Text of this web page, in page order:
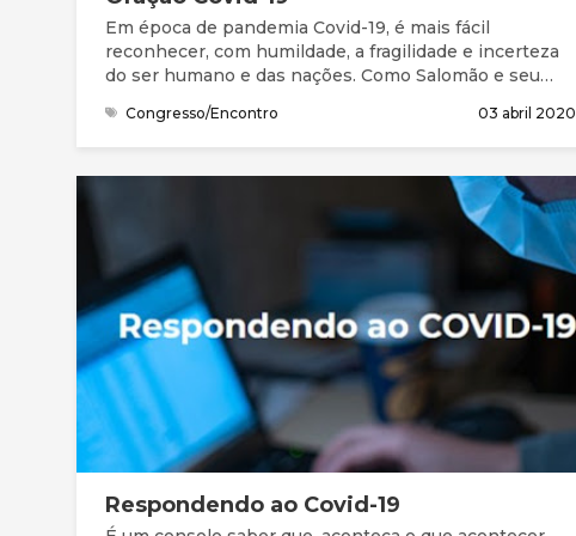
Em época de pandemia Covid-19, é mais fácil
reconhecer, com humildade, a fragilidade e incerteza
do ser humano e das nações. Como Salomão e seu
perdão para entrar na presença do Deus Santo. Na
Bíblia, compreendemos que este Deus grande não
Queremos continuar a chegar-nos a Ele, a
compreender melhor quem Ele é, a apresentar as
nossas necessidades e preocupações, a ouvir a Sua
mensagem e responder, acertando os nossos passos
com a Sua vontade.
Congresso/Encontro 03 abril 2020
Respondendo ao Covid-19